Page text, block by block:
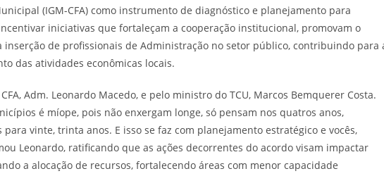
(IGM-CFA) como instrumento de diagnóstico e planejamento para
iniciativas que fortaleçam a cooperação institucional, promovam o
de profissionais de Administração no setor público, contribuindo para
das atividades econômicas locais.
Adm. Leonardo Macedo, e pelo ministro do TCU, Marcos Bemquerer Costa.
é míope, pois não enxergam longe, só pensam nos quatros anos,
vinte, trinta anos. E isso se faz com planejamento estratégico e vocês,
Leonardo, ratificando que as ações decorrentes do acordo visam impactar
a alocação de recursos, fortalecendo áreas com menor capacidade